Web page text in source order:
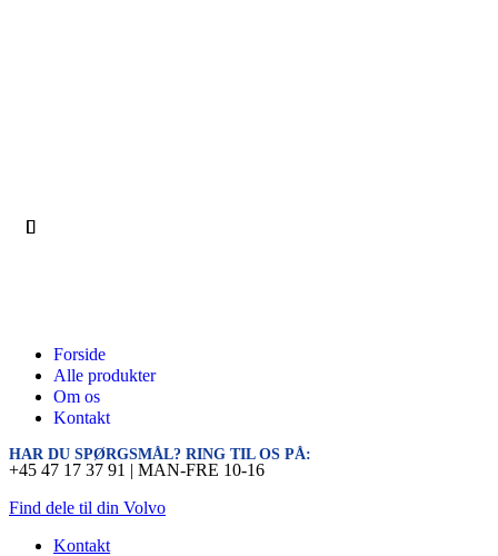
Forside
Alle produkter
Om os
Kontakt
HAR DU SPØRGSMÅL? RING TIL OS PÅ:
+45 47 17 37 91 | MAN-FRE 10-16
Find dele til din Volvo
Kontakt